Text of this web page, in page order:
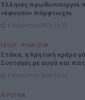
Έλληνες πρωθυπουργοί
«έφυγαν» πάμφτωχοι
8 Αυγούστου 2026 19:33
ΓΕΎΣΗ - ΨΥΧΑΓΩΓΊΑ
Στάκα, η Κρητική κρέμα
Συνταγές με αυγά και
8 Αυγούστου 2026 16:30
ΑΓΡΟΤΙΚΑ